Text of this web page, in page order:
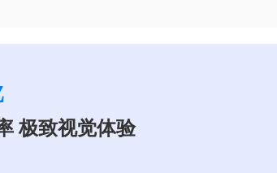
极致视觉体验